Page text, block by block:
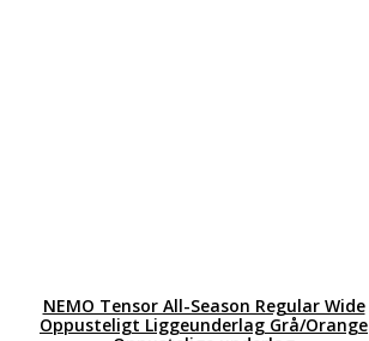
NEMO Tensor All-Season Regular Wide
Oppusteligt Liggeunderlag Grå/Orange